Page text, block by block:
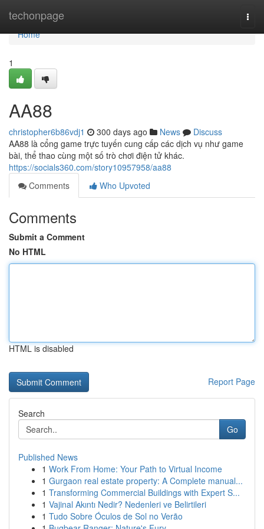
techonpage
Home
Home
1
AA88
christopher6b86vdj1 300 days ago News
Discuss
AA88 là cổng game trực tuyến cung cấp các dịch vụ như game
bài, thể thao cùng một số trò chơi điện tử khác.
https://socials360.com/story10957958/aa88
Comments
Who Upvoted
Comments
Submit a Comment
No HTML
HTML is disabled
Report Page
Search
Go
Published News
1 Work From Home: Your Path to Virtual Income
1 Gurgaon real estate property: A Complete manual...
1 Transforming Commercial Buildings with Expert S...
1 Vajinal Akıntı Nedir? Nedenleri ve Belirtileri
1 Tudo Sobre Óculos de Sol no Verão